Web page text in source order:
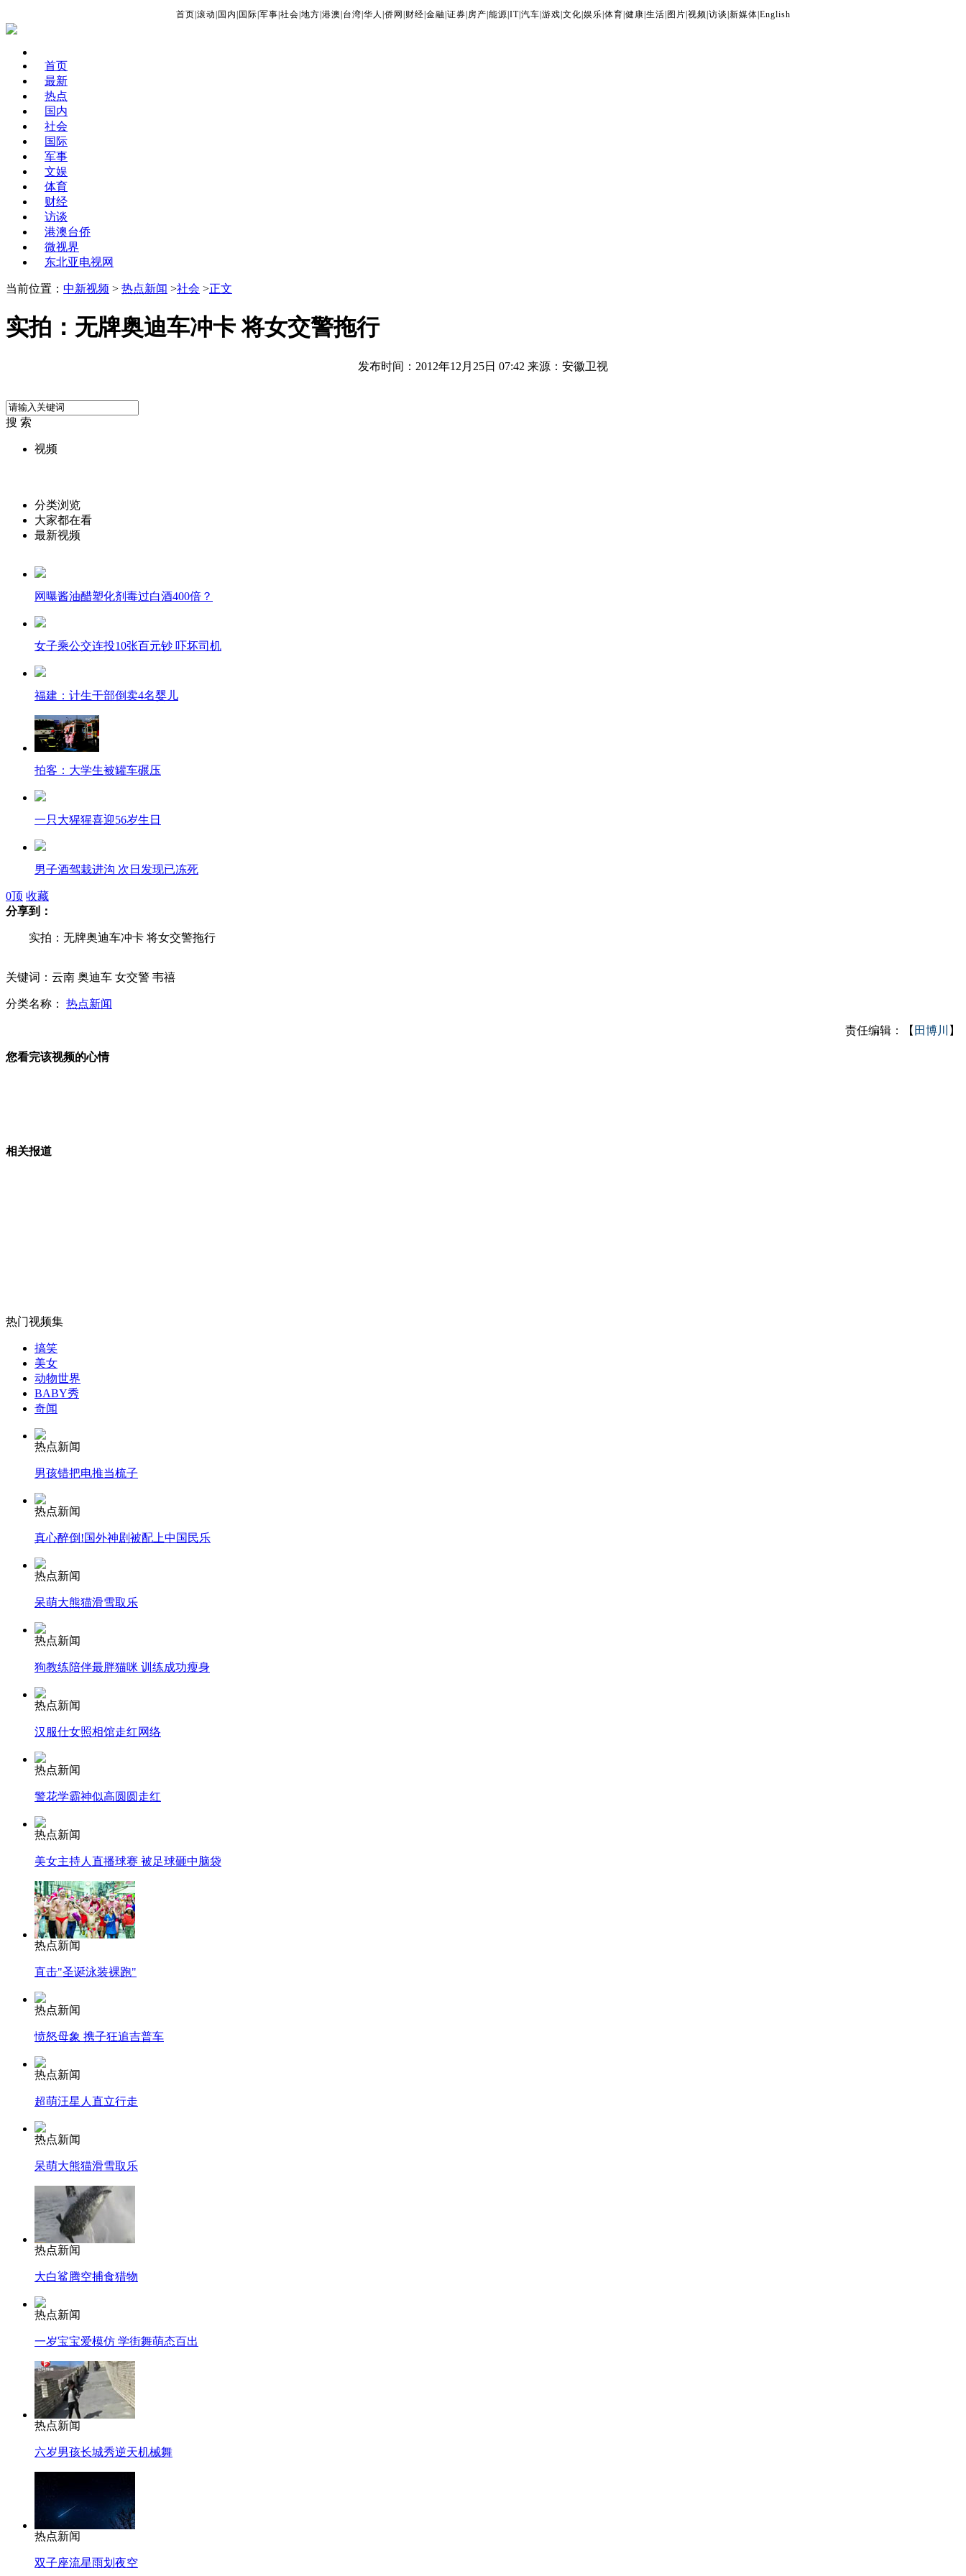
首页 滚动 国内 国际 军事 社会 地方 港澳 台湾 华人 侨网 财经 金融 证券 房产 能源 IT| 汽车 游戏 文化 娱乐 体育 健康 生活 图片 视频 访谈 新媒体 English
首页
最新
热点
国内
社会
国际
军事
文娱
体育
财经
访谈
港澳台侨
微视界
东北亚电视网
当前位置： 中新视频 > 热点新闻 >社会 >正文
实拍：无牌奥迪车冲卡 将女交警拖行
发布时间：2012年12月25日 07:42 来源：安徽卫视
搜 索
视频
分类浏览
大家都在看
最新视频
网曝酱油醋塑化剂毒过白酒400倍？
女子乘公交连投10张百元钞 吓坏司机
福建：计生干部倒卖4名婴儿
拍客：大学生被罐车碾压
一只大猩猩喜迎56岁生日
男子酒驾栽进沟 次日发现已冻死
江西贵溪肇事司机驾龄一年 为赶时间超载
江西致11儿童死事故司机是幼儿园长
外交部：有关国家言论片面不公正
安徽一实载49人客车翻车
走！跟着总书记去植树
消防员救轻生者 花炮节热闹非凡 减压"枕头大战"
纽约上演“枕头大战”
司机酒驾遇交警 急速倒车逃窜
0顶 收藏
分享到：
实拍：无牌奥迪车冲卡 将女交警拖行
关键词：云南 奥迪车 女交警 韦禧
分类名称： 热点新闻
责任编辑：【 田博川 】
您看完该视频的心情
相关报道
热门视频集
搞笑
美女
动物世界
BABY秀
奇闻
热点新闻
男孩错把电推当梳子
热点新闻
真心醉倒!国外神剧被配上中国民乐
热点新闻
呆萌大熊猫滑雪取乐
热点新闻
狗教练陪伴最胖猫咪 训练成功瘦身
热点新闻
汉服仕女照相馆走红网络
热点新闻
警花学霸神似高圆圆走红
热点新闻
美女主持人直播球赛 被足球砸中脑袋
热点新闻
直击"圣诞泳装裸跑"
热点新闻
愤怒母象 携子狂追吉普车
热点新闻
超萌汪星人直立行走
热点新闻
呆萌大熊猫滑雪取乐
热点新闻
大白鲨腾空捕食猎物
热点新闻
一岁宝宝爱模仿 学街舞萌态百出
热点新闻
六岁男孩长城秀逆天机械舞
热点新闻
双子座流星雨划夜空